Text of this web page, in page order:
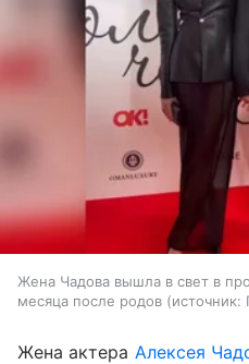
Жена Чадова вышла в свет в
месяца после родов
источник:
Жена актера Алексея